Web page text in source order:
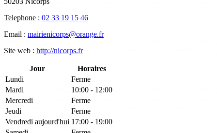
Telephone : 02 33 19 15 46
Email : mairienicorps@orange.fr
Site web : http://nicorps.fr
Jour
Horaires
Lundi
Ferme
Mardi
10:00 - 12:00
Mercredi
Ferme
Jeudi
Ferme
Vendredi aujourd'hui 17:00 - 19:00